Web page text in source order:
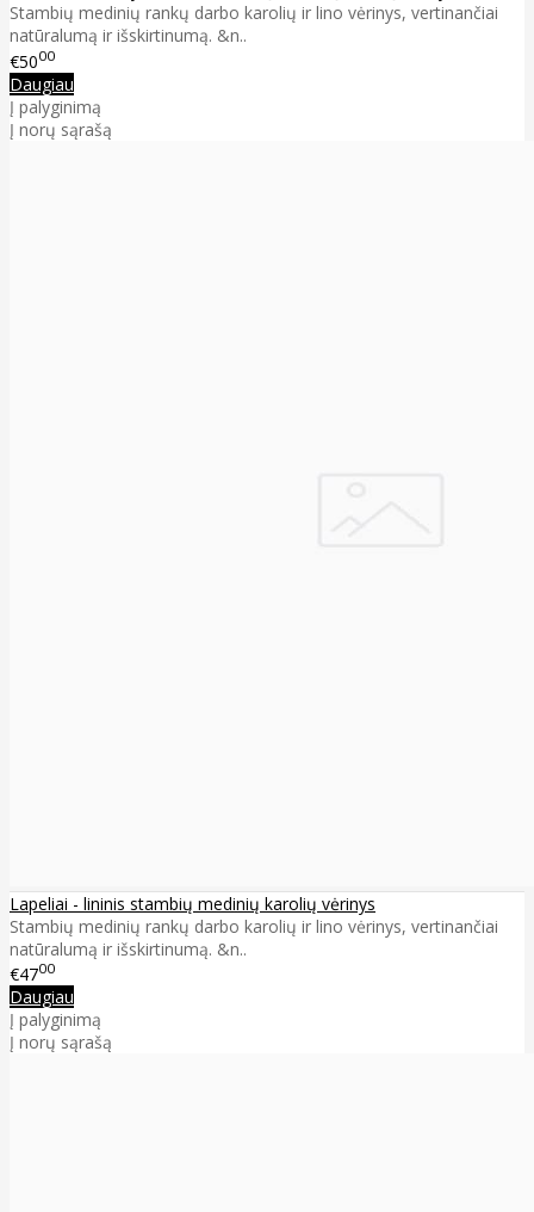
Stambių medinių rankų darbo karolių ir lino vėrinys, vertinančiai
natūralumą ir išskirtinumą. &n..
€5000
Daugiau
Į palyginimą
Į norų sąrašą
Lapeliai - lininis stambių medinių karolių vėrinys
Stambių medinių rankų darbo karolių ir lino vėrinys, vertinančiai
natūralumą ir išskirtinumą. &n..
€4700
Daugiau
Į palyginimą
Į norų sąrašą